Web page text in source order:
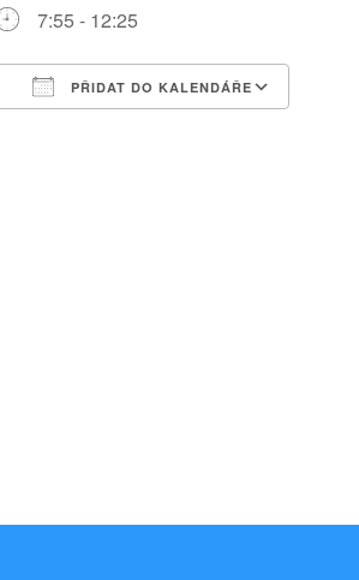
7:55 - 12:25
PŘIDAT DO KALENDÁŘE